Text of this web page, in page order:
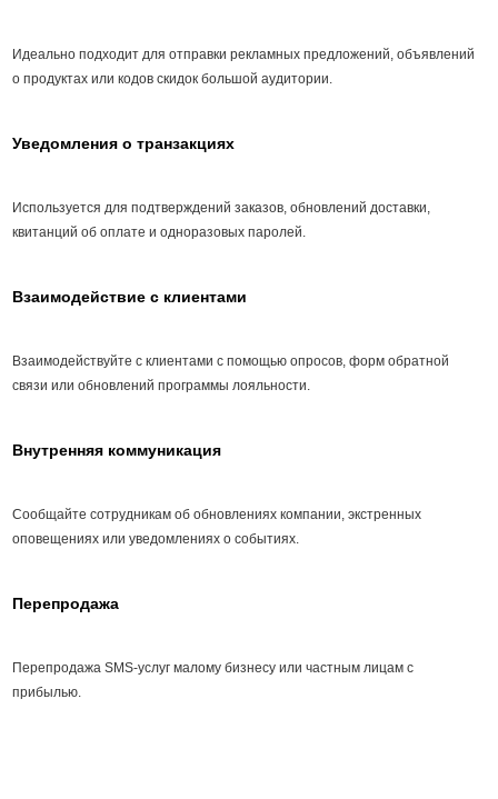
Идеально подходит для отправки рекламных предложений, объявлений
о продуктах или кодов скидок большой аудитории.
Уведомления о транзакциях
Используется для подтверждений заказов, обновлений доставки,
квитанций об оплате и одноразовых паролей.
Взаимодействие с клиентами
Взаимодействуйте с клиентами с помощью опросов, форм обратной
связи или обновлений программы лояльности.
Внутренняя коммуникация
Сообщайте сотрудникам об обновлениях компании, экстренных
оповещениях или уведомлениях о событиях.
Перепродажа
Перепродажа SMS-услуг малому бизнесу или частным лицам с
прибылью.